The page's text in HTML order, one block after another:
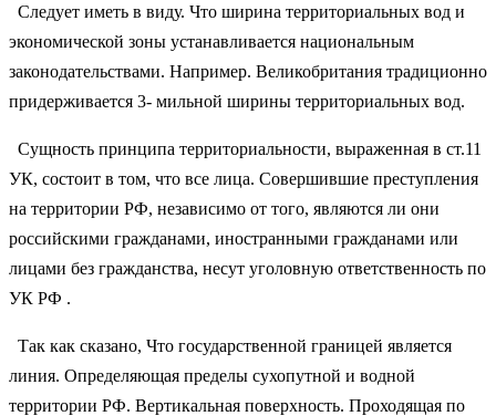
Следует иметь в виду. Что ширина территориальных вод и
экономической зоны устанавливается национальным
законодательствами. Например. Великобритания традиционно
придерживается 3- мильной ширины территориальных вод.
Сущность принципа территориальности, выраженная в ст.11
УК, состоит в том, что все лица. Совершившие преступления
на территории РФ, независимо от того, являются ли они
российскими гражданами, иностранными гражданами или
лицами без гражданства, несут уголовную ответственность по
УК РФ .
Так как сказано, Что государственной границей является
линия. Определяющая пределы сухопутной и водной
территории РФ. Вертикальная поверхность. Проходящая по